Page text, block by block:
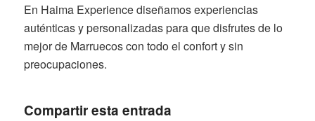
En Haima Experience diseñamos experiencias
auténticas y personalizadas para que disfrutes de lo
mejor de Marruecos con todo el confort y sin
preocupaciones.
Compartir esta entrada